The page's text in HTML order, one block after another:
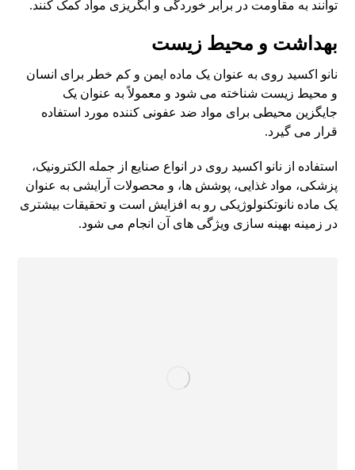
توانند به مقاومت در برابر خوردگی و آبگریزی مواد کمک کنند.
بهداشت و محیط زیست
نانو اکسید روی به عنوان یک ماده ایمن و کم خطر برای انسان
و محیط زیست شناخته می شود و معمولاً به عنوان یک
جایگزین محیطی برای مواد ضد عفونی کننده مورد استفاده
قرار می گیرد.
استفاده از نانو اکسید روی در انواع صنایع از جمله الکترونیک،
پزشکی، مواد غذایی، پوشش ها، و محصولات آرایشی به عنوان
یک ماده نانوتکنولوژیکی رو به افزایش است و تحقیقات بیشتری
در زمینه بهینه سازی ویژگی های آن انجام می شود.